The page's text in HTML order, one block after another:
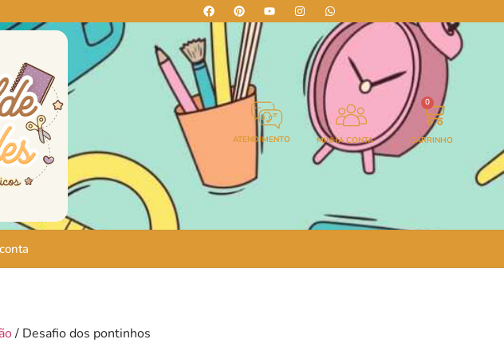
ATENDIMENTO MINHA CONTA
0
CARRINHO
/ Desafio dos pontinhos